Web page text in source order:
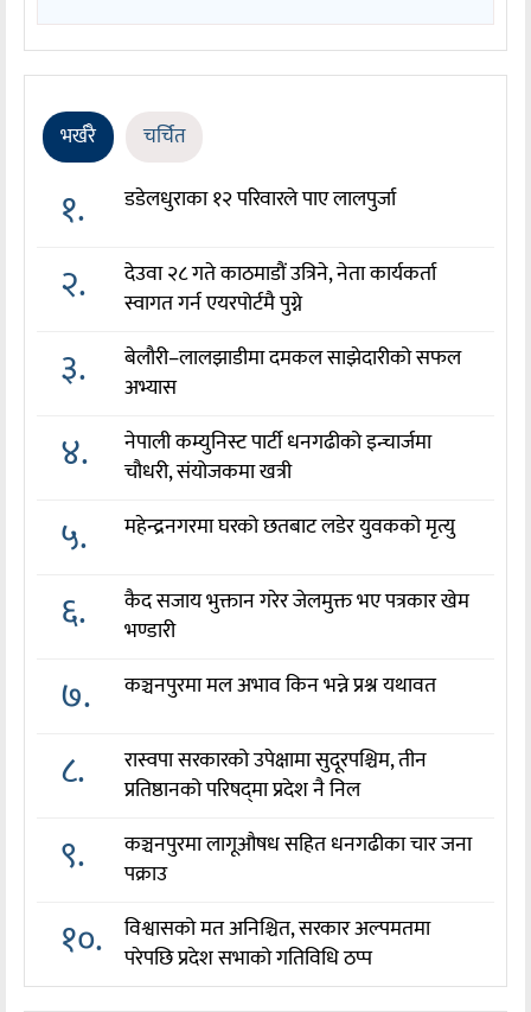
भर्खरै चर्चित
१. डडेलधुराका १२ परिवारले पाए लालपुर्जा
२.
देउवा २८ गते काठमाडौं उत्रिने, नेता कार्यकर्ता
स्वागत गर्न एयरपोर्टमै पुग्ने
३.
बेलौरी–लालझाडीमा दमकल साझेदारीको सफल
अभ्यास
४.
नेपाली कम्युनिस्ट पार्टी धनगढीको इन्चार्जमा
चौधरी, संयोजकमा खत्री
५. महेन्द्रनगरमा घरको छतबाट लडेर युवकको मृत्यु
६.
कैद सजाय भुक्तान गरेर जेलमुक्त भए पत्रकार खेम
भण्डारी
७. कञ्चनपुरमा मल अभाव किन भन्ने प्रश्न यथावत
८.
रास्वपा सरकारको उपेक्षामा सुदूरपश्चिम, तीन
प्रतिष्ठानको परिषद्‌मा प्रदेश नै निल
९.
कञ्चनपुरमा लागूऔषध सहित धनगढीका चार जना
पक्राउ
१०.
विश्वासको मत अनिश्चित, सरकार अल्पमतमा
परेपछि प्रदेश सभाको गतिविधि ठप्प